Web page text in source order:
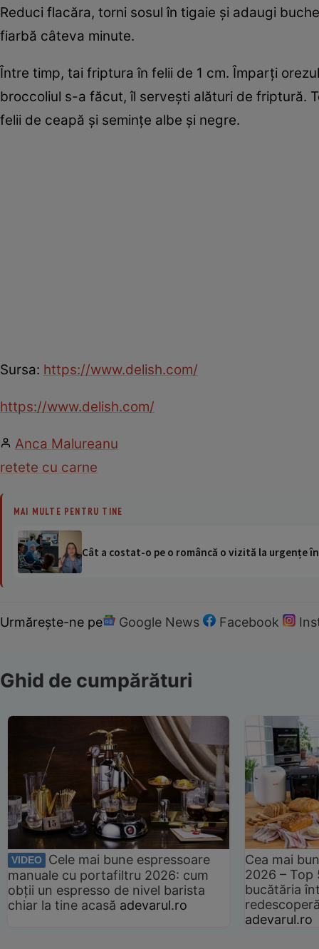
Reduci flacăra, torni sosul în tigaie şi adaugi
fiarbă câteva minute.
Între timp, tai friptura în felii de 1 cm. Împarţi
broccoliul s-a făcut, îl serveşti alături de friptură.
felii de ceapă şi seminţe albe şi negre.
Sursa: https://www.delish.com/
https://www.delish.com/
Anca Malureanu
retete cu carne
MAI MULTE PENTRU TINE
Cât a costat-o pe o româncă o vizită la urgențe
Urmărește-ne pe Google News Facebook
Ghid de cumpărături
VIDEO
Cele mai bune espressoare
manuale cu portafiltru 2026: cum
obții un espresso de nivel barista
chiar la tine acasă adevarul.ro
Cea mai
2026 –
bucătăria
adevarul.ro